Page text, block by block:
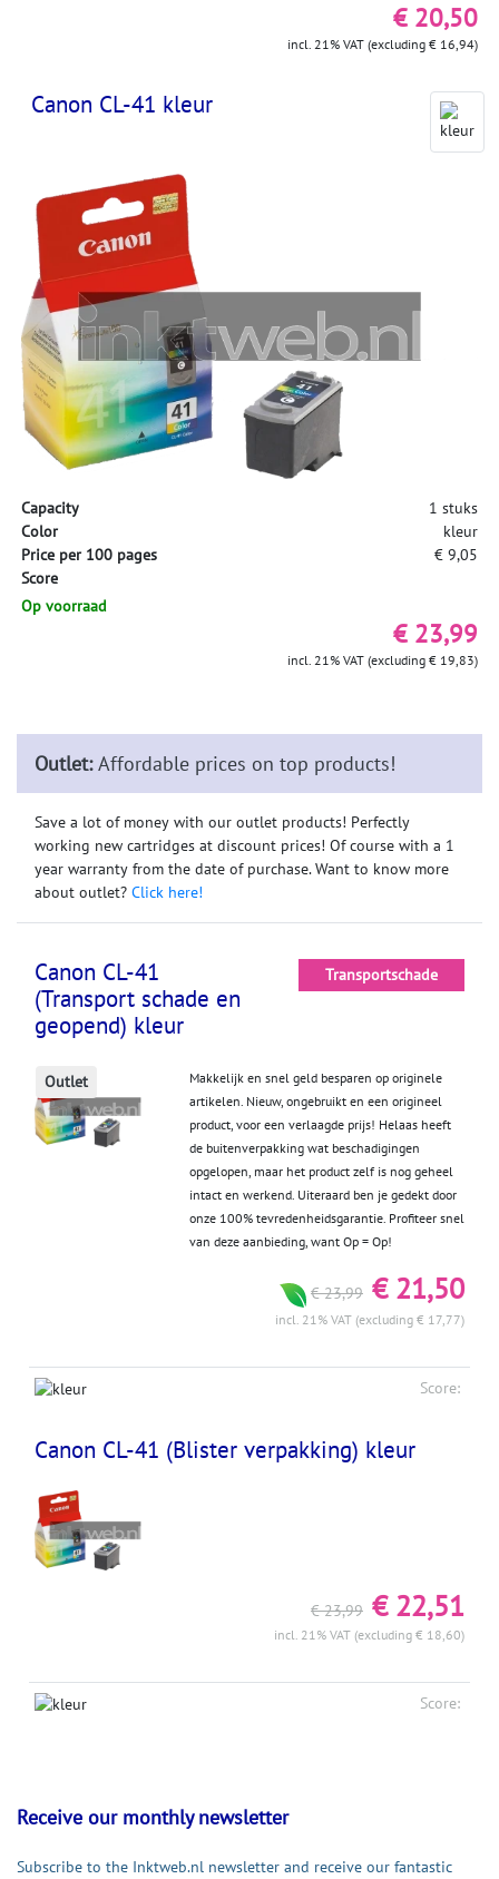
€ 20,50
incl. 21% VAT (excluding € 16,94)
Canon CL-41 kleur
Capacity
1 stuks
Color
kleur
Price per 100 pages
€ 9,05
Score
Op voorraad
€ 23,99
incl. 21% VAT (excluding € 19,83)
Outlet:Affordable prices on top products!
Save a lot of money with our outlet products! Perfectly
working new cartridges at discount prices! Of course with a 1
year warranty from the date of purchase. Want to know more
about outlet? Click here!
Canon CL-41
(Transport schade en
geopend) kleur
Transportschade
Outlet
Makkelijk en snel geld besparen op originele
artikelen. Nieuw, ongebruikt en een origineel
product, voor een verlaagde prijs! Helaas heeft
de buitenverpakking wat beschadigingen
opgelopen, maar het product zelf is nog geheel
intact en werkend. Uiteraard ben je gedekt door
onze 100% tevredenheidsgarantie. Profiteer snel
van deze aanbieding, want Op = Op!
€ 23,99 € 21,50
incl. 21% VAT (excluding € 17,77)
Score:
Canon CL-41 (Blister verpakking) kleur
€ 23,99 € 22,51
incl. 21% VAT (excluding € 18,60)
Score:
Receive our monthly newsletter
Subscribe to the Inktweb.nl newsletter and receive our fantastic